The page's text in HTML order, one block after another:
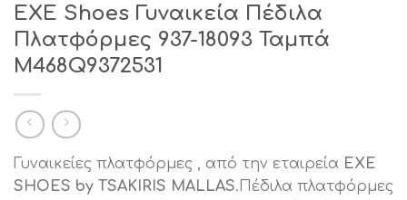
EXE Shoes Γυναικεία Πέδιλα
Πλατφόρμες 937-18093 Ταμπά
Μ468Q9372531
Γυναικείες πλατφόρμες , από την εταιρεία EXE
SHOES by TSAKIRIS MALLAS.Πέδιλα πλατφόρμες